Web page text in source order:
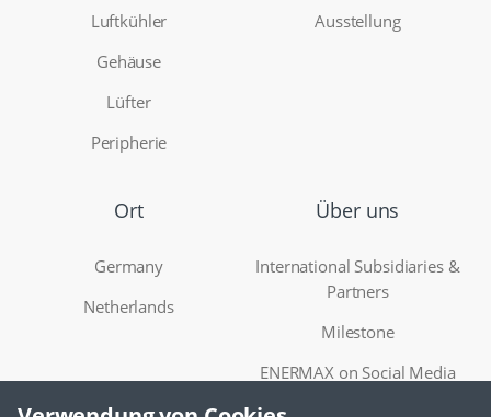
Luftkühler
Gehäuse
Lüfter
Peripherie
Ausstellung
Ort
Germany
Netherlands
Über uns
International Subsidiaries &
Partners
Milestone
ENERMAX on Social Media